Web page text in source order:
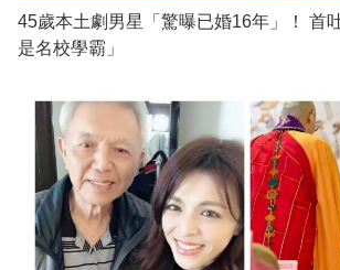
45歲本土劇男星「驚曝已婚16年」！ 首
是名校學霸」